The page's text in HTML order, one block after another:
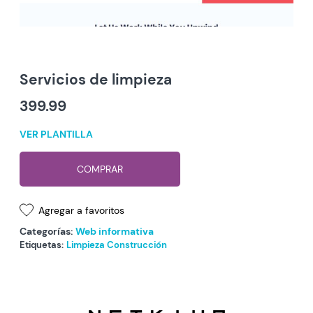
Servicios de limpieza
399.99
VER PLANTILLA
COMPRAR
Agregar a favoritos
Categorías: Web informativa
Etiquetas: Limpieza Construcción